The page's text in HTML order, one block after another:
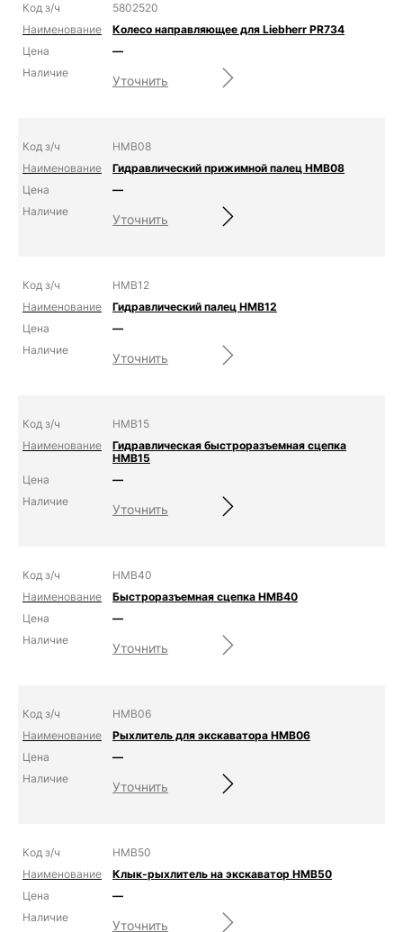
5802520
Колесо направляющее для Liebherr PR734
—
Уточнить
HMB08
Гидравлический прижимной палец HMB08
—
Уточнить
HMB12
Гидравлический палец HMB12
—
Уточнить
HMB15
Гидравлическая быстроразъемная сцепка
HMB15
—
Уточнить
HMB40
Быстроразъемная сцепка HMB40
—
Уточнить
HMB06
Рыхлитель для экскаватора HMB06
—
Уточнить
HMB50
Клык-рыхлитель на экскаватор HMB50
—
Уточнить